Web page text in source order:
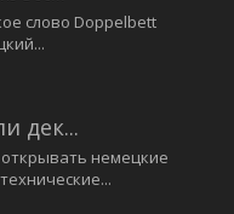
слово Doppelbett
дек...
немецкие